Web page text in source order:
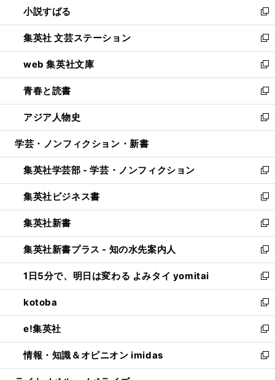
く
で
開
く
い
ウ
ィ
ン
ド
ウ
で
開
く
小説すばる
新
し
い
ウ
ィ
ン
ド
ウ
で
開
集英社 文芸ステーション
新
し
い
ウ
ィ
ン
ド
ウ
開
く
web 集英社文庫
新
し
い
ウ
ィ
ン
ウ
で
開
く
青春と読書
新
し
い
ウ
ン
ド
ウ
で
開
く
アジア人物史
新
し
ウ
ィ
ン
ド
ウ
で
開
く
学芸・ノンフィクション・新書
集英社学芸部 - 学芸・ノンフィクション
新
し
い
ウ
ィ
ン
ド
ウ
で
開
く
集英社ビジネス書
新
し
い
ウ
ィ
ン
ド
ウ
で
開
く
集英社新書
新
し
い
ウ
ィ
ン
ド
ウ
で
開
く
集英社新書プラス - 知の水先案内人
新
し
い
ウ
ィ
ン
ド
ウ
で
開
1日5分で、明日は変わる よみタイ yomitai
新
し
い
ウ
ィ
ン
ド
ウ
kotoba
新
し
い
ウ
ィ
ン
e!集英社
新
し
い
ウ
情報・知識＆オピニオン imidas
新
し